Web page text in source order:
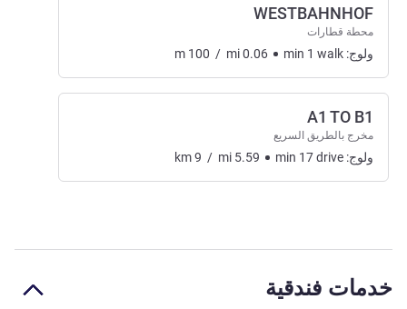
WESTBAHNHOF
محطة قطارات
ولوج: m 100 / mi0.06 min 1 walk
A1 TO B1
مخرج بالطريق السريع
ولوج: km9 / mi 5.59 min 17drive
خدمات فندقية